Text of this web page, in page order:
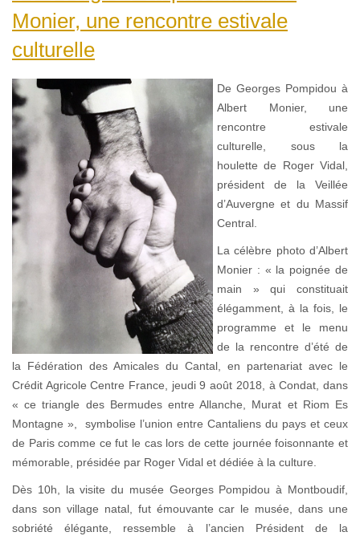
Monier, une rencontre estivale
culturelle
De Georges Pompidou à
Albert Monier, une
rencontre estivale
culturelle, sous la
houlette de Roger Vidal,
président de la Veillée
d’Auvergne et du Massif
Central.
La célèbre photo d’Albert
Monier : « la poignée de
main » qui constituait
élégamment, à la fois, le
programme et le menu
de la rencontre d’été de
la Fédération des Amicales du Cantal, en partenariat avec le
Crédit Agricole Centre France, jeudi 9 août 2018, à Condat, dans
« ce triangle des Bermudes entre Allanche, Murat et Riom Es
Montagne », symbolise l’union entre Cantaliens du pays et ceux
de Paris comme ce fut le cas lors de cette journée foisonnante et
mémorable, présidée par Roger Vidal et dédiée à la culture.
Dès 10h, la visite du musée Georges Pompidou à Montboudif,
dans son village natal, fut émouvante car le musée, dans une
sobriété élégante, ressemble à l’ancien Président de la